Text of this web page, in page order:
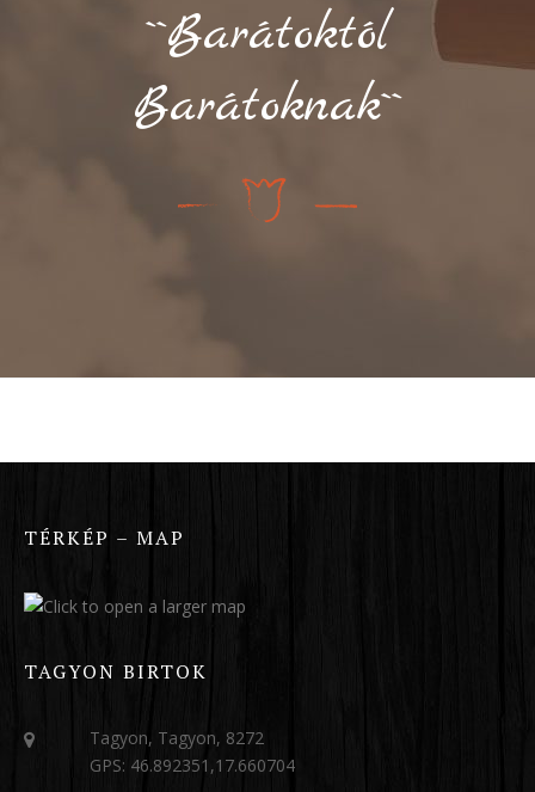
``Barátoktól
Barátoknak``
TÉRKÉP – MAP
TAGYON BIRTOK
Tagyon, Tagyon, 8272
GPS: 46.892351,17.660704